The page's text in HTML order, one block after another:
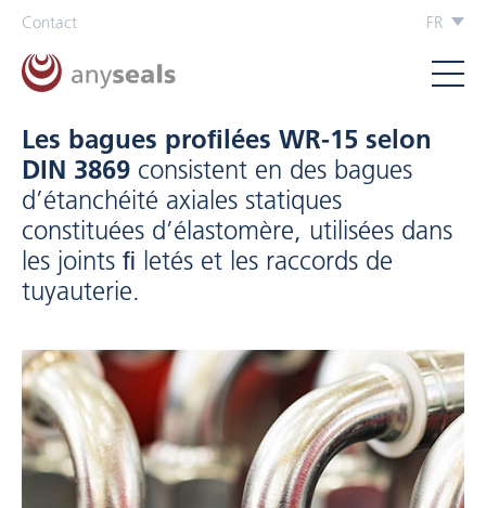
Contact FR
Les bagues proﬁlées WR-15 selon
DIN 3869 consistent en des bagues
d’étanchéité axiales statiques
constituées d’élastomère, utilisées dans
les joints ﬁ letés et les raccords de
tuyauterie.